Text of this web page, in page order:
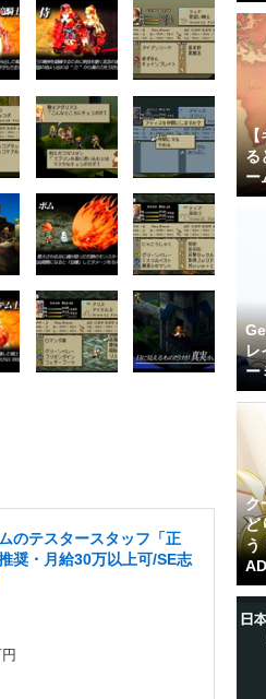
のテスタースタッフ「正
奨・月給30万以上可/SE志
【
る
ー
レ
ー
ク
ど
う